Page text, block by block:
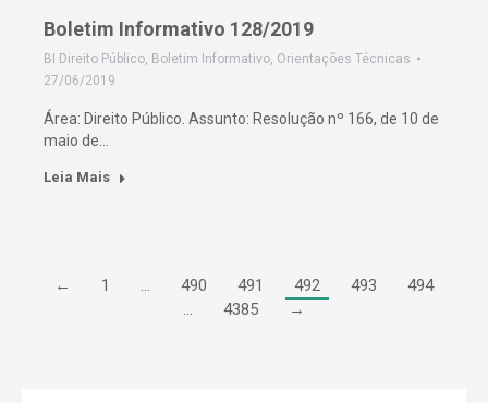
Boletim Informativo 128/2019
BI Direito Público, Boletim Informativo, Orientações Técnicas
27/06/2019
Área: Direito Público. Assunto: Resolução nº 166, de 10 de
maio de…
Leia Mais
← 1 … 490 491 492 493
494
…
4385 →